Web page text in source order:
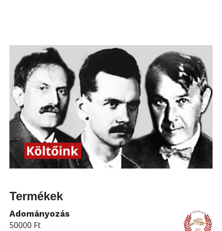
Termékek
Adományozás
50000 Ft